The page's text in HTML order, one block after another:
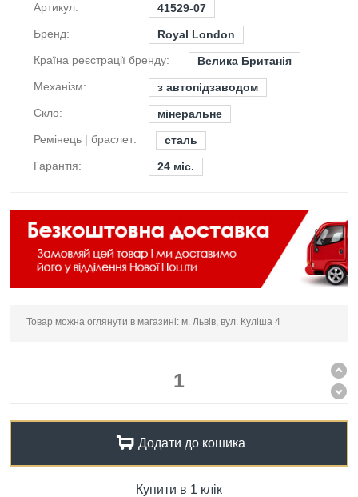
Артикул:
41529-07
Бренд:
Royal London
Країна реєстрації бренду:
Велика Британія
Механізм:
з автопідзаводом
Скло:
мінеральне
Ремінець | браслет:
сталь
Гарантія:
24 міс.
Товар можна оглянути в магазині: м. Львів, вул. Куліша 4
Додати до кошика
Купити в 1 клік